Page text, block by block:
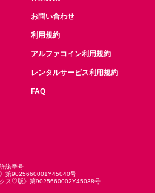
お問い合わせ
利用規約
アルファコイン利用規約
レンタルサービス利用規約
FAQ
諾番号
》第9025660001Y45040号
クス♡版》第9025660002Y45038号